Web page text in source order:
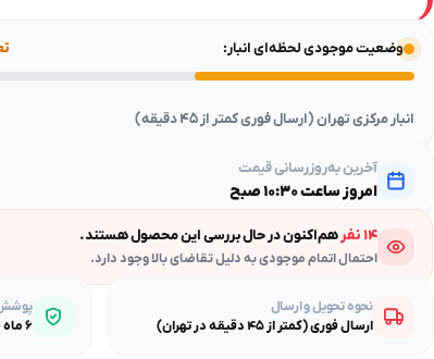
وضعیت موجودی لحظه‌ای انبار:
انبار مرکزی تهران (ارسال فوری کمتر از ۴۵ دقیقه)
آخرین به‌روزرسانی قیمت
امروز ساعت ۱۰:۳۰ صبح
۱۴ نفر هم‌اکنون در حال بررسی این محصول هستند.
احتمال اتمام موجودی به دلیل تقاضای بالا وجود دارد.
نحوه تحویل و ارسال
ارسال فوری (کمتر از ۴۵ دقیقه در تهران)
پوشش
۶ ماه ضمانت طلایی بی‌قیدوشرط مصباح